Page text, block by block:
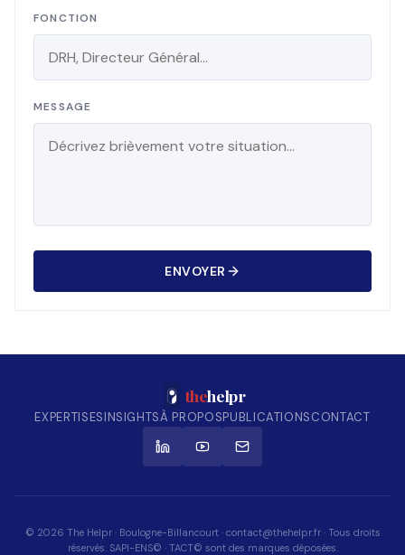
FONCTION
MESSAGE
ENVOYER
thehelpr
EXPERTISESINSIGHTSÀ PROPOSPUBLICATIONSCONTACT
© 2026 The Helpr · Boulogne-Billancourt · contact@thehelpr.fr · Tous droits
réservés. SAPI-ENS© · TACT© sont des marques déposées.